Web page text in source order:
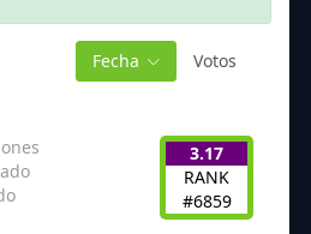
Fecha Votos
3.17
RANK
#6859